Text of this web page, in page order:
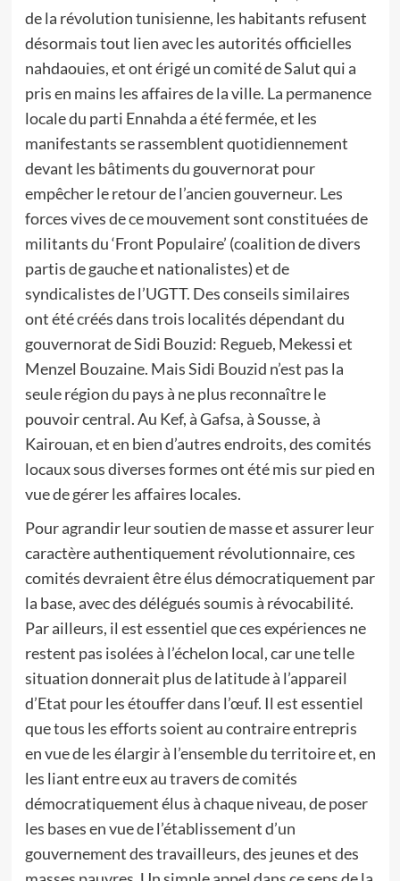
de la révolution tunisienne, les habitants refusent
désormais tout lien avec les autorités officielles
nahdaouies, et ont érigé un comité de Salut qui a
pris en mains les affaires de la ville. La permanence
locale du parti Ennahda a été fermée, et les
manifestants se rassemblent quotidiennement
devant les bâtiments du gouvernorat pour
empêcher le retour de l’ancien gouverneur. Les
forces vives de ce mouvement sont constituées de
militants du ‘Front Populaire’ (coalition de divers
partis de gauche et nationalistes) et de
syndicalistes de l’UGTT. Des conseils similaires
ont été créés dans trois localités dépendant du
gouvernorat de Sidi Bouzid: Regueb, Mekessi et
Menzel Bouzaine. Mais Sidi Bouzid n’est pas la
seule région du pays à ne plus reconnaître le
pouvoir central. Au Kef, à Gafsa, à Sousse, à
Kairouan, et en bien d’autres endroits, des comités
locaux sous diverses formes ont été mis sur pied en
vue de gérer les affaires locales.
Pour agrandir leur soutien de masse et assurer leur
caractère authentiquement révolutionnaire, ces
comités devraient être élus démocratiquement par
la base, avec des délégués soumis à révocabilité.
Par ailleurs, il est essentiel que ces expériences ne
restent pas isolées à l’échelon local, car une telle
situation donnerait plus de latitude à l’appareil
d’Etat pour les étouffer dans l’œuf. Il est essentiel
que tous les efforts soient au contraire entrepris
en vue de les élargir à l’ensemble du territoire et, en
les liant entre eux au travers de comités
démocratiquement élus à chaque niveau, de poser
les bases en vue de l’établissement d’un
gouvernement des travailleurs, des jeunes et des